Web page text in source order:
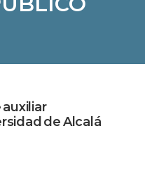
de Alcalá